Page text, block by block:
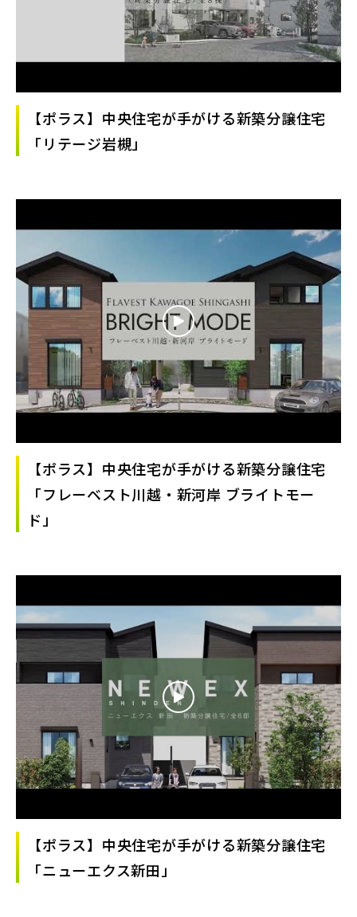
【ポラス】中央住宅が手がける新築分譲住宅
「リテージ岩槻」
【ポラス】中央住宅が手がける新築分譲住宅
「フレーベスト川越・新河岸 ブライトモー
ド」
【ポラス】中央住宅が手がける新築分譲住宅
「ニューエクス新田」